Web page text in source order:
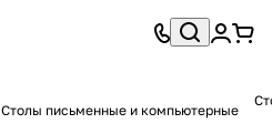
Столы письменные и компьютерные